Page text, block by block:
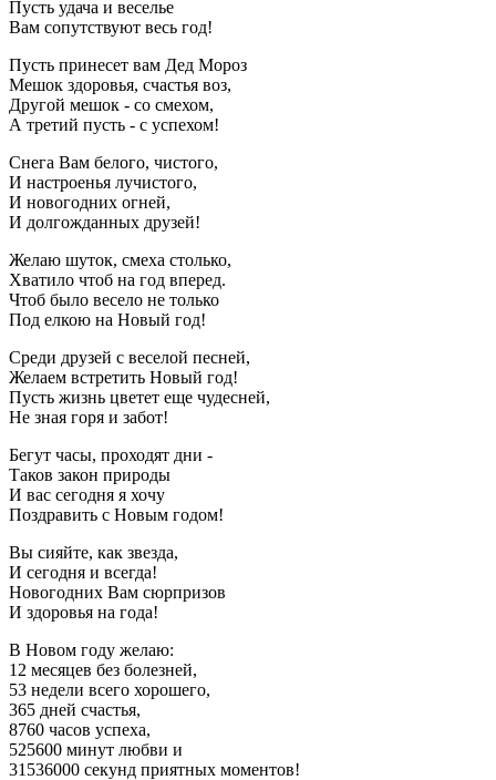
Пусть удача и веселье
Вам сопутствуют весь год!
Пусть принесет вам Дед Мороз
Мешок здоровья, счастья воз,
Другой мешок - со смехом,
А третий пусть - с успехом!
Снега Вам белого, чистого,
И настроенья лучистого,
И новогодних огней,
И долгожданных друзей!
Желаю шуток, смеха столько,
Хватило чтоб на год вперед.
Чтоб было весело не только
Под елкою на Новый год!
Среди друзей с веселой песней,
Желаем встретить Новый год!
Пусть жизнь цветет еще чудесней,
Не зная горя и забот!
Бегут часы, проходят дни -
Таков закон природы
И вас сегодня я хочу
Поздравить с Новым годом!
Вы сияйте, как звезда,
И сегодня и всегда!
Новогодних Вам сюрпризов
И здоровья на года!
В Новом году желаю:
12 месяцев без болезней,
53 недели всего хорошего,
365 дней счастья,
8760 часов успеха,
525600 минут любви и
31536000 секунд приятных моментов!